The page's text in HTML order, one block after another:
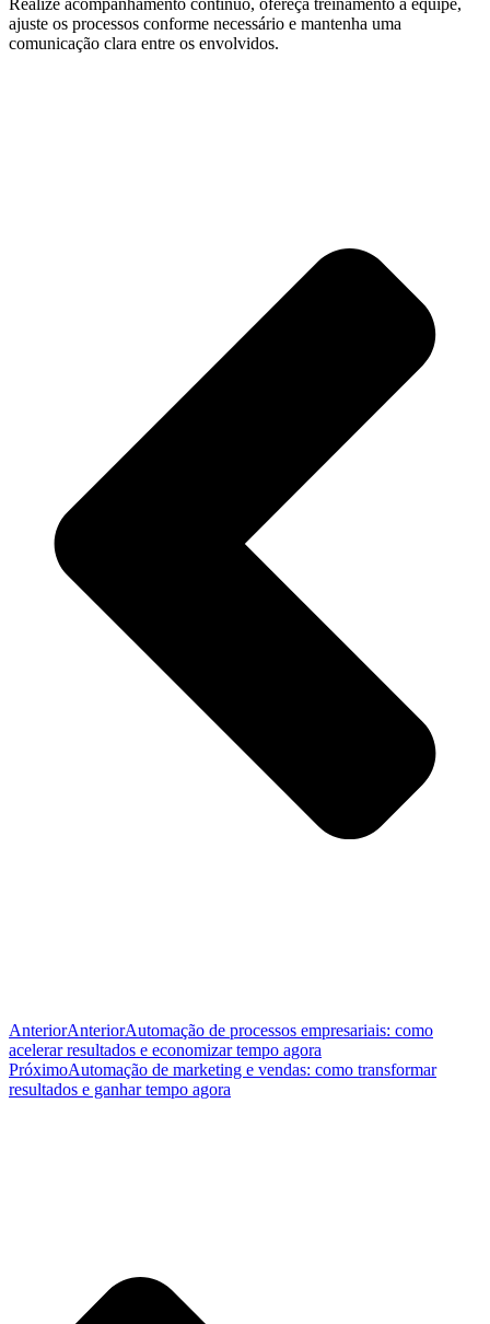
Realize acompanhamento contínuo, ofereça treinamento à equipe,
ajuste os processos conforme necessário e mantenha uma
comunicação clara entre os envolvidos.
AnteriorAnteriorAutomação de processos empresariais: como
acelerar resultados e economizar tempo agora
PróximoAutomação de marketing e vendas: como transformar
resultados e ganhar tempo agora